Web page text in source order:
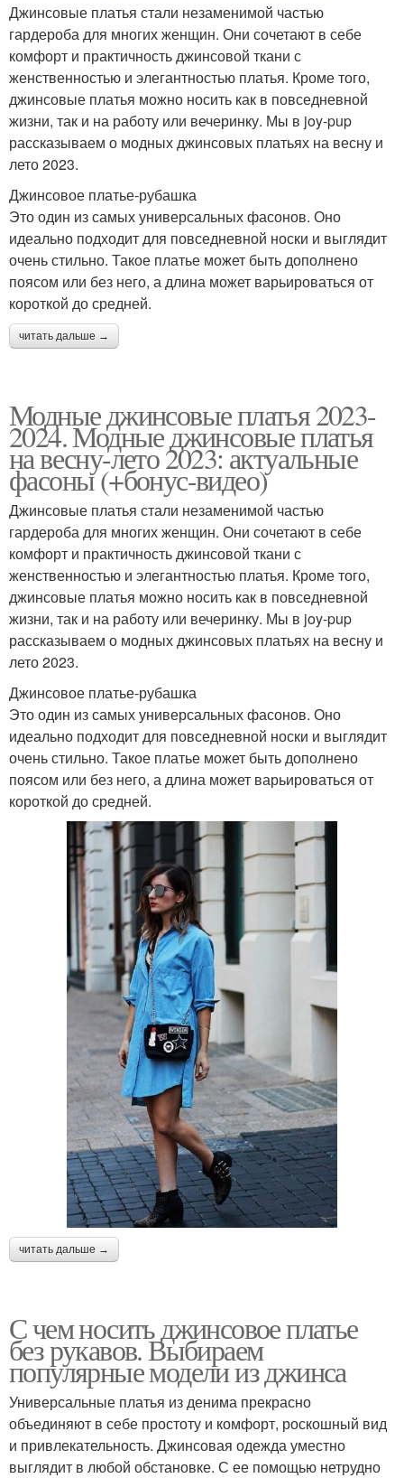
Джинсовые платья стали незаменимой частью
гардероба для многих женщин. Они сочетают в себе
комфорт и практичность джинсовой ткани с
женственностью и элегантностью платья. Кроме того,
джинсовые платья можно носить как в повседневной
жизни, так и на работу или вечеринку. Мы в joy-pup
рассказываем о модных джинсовых платьях на весну и
лето 2023.
Джинсовое платье-рубашка
Это один из самых универсальных фасонов. Оно
идеально подходит для повседневной носки и выглядит
очень стильно. Такое платье может быть дополнено
поясом или без него, а длина может варьироваться от
короткой до средней.
читать дальше →
Модные джинсовые платья 2023-
2024. Модные джинсовые платья
на весну-лето 2023: актуальные
фасоны (+бонус-видео)
Джинсовые платья стали незаменимой частью
гардероба для многих женщин. Они сочетают в себе
комфорт и практичность джинсовой ткани с
женственностью и элегантностью платья. Кроме того,
джинсовые платья можно носить как в повседневной
жизни, так и на работу или вечеринку. Мы в joy-pup
рассказываем о модных джинсовых платьях на весну и
лето 2023.
Джинсовое платье-рубашка
Это один из самых универсальных фасонов. Оно
идеально подходит для повседневной носки и выглядит
очень стильно. Такое платье может быть дополнено
поясом или без него, а длина может варьироваться от
короткой до средней.
читать дальше →
С чем носить джинсовое платье
без рукавов. Выбираем
популярные модели из джинса
Универсальные платья из денима прекрасно
объединяют в себе простоту и комфорт, роскошный вид
и привлекательность. Джинсовая одежда уместно
выглядит в любой обстановке. С ее помощью нетрудно